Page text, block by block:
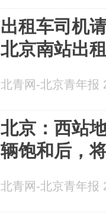
出租车司机
北京南站出
北青网-北京青年报
北京：西站
辆饱和后，
北青网-北京青年报